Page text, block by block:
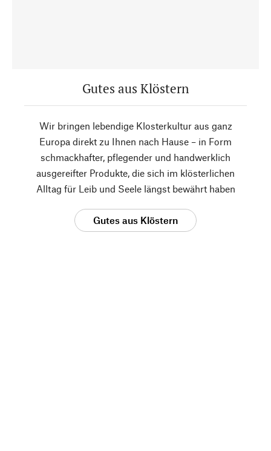
Gutes aus Klöstern
Wir bringen lebendige Klosterkultur aus ganz
Europa direkt zu Ihnen nach Hause – in Form
schmackhafter, pflegender und handwerklich
ausgereifter Produkte, die sich im klösterlichen
Alltag für Leib und Seele längst bewährt haben
Gutes aus Klöstern